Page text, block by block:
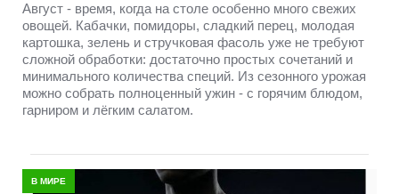
Август - время, когда на столе особенно много свежих
овощей. Кабачки, помидоры, сладкий перец, молодая
картошка, зелень и стручковая фасоль уже не требуют
сложной обработки: достаточно простых сочетаний и
минимального количества специй. Из сезонного урожая
можно собрать полноценный ужин - с горячим блюдом,
гарниром и лёгким салатом.
В МИРЕ